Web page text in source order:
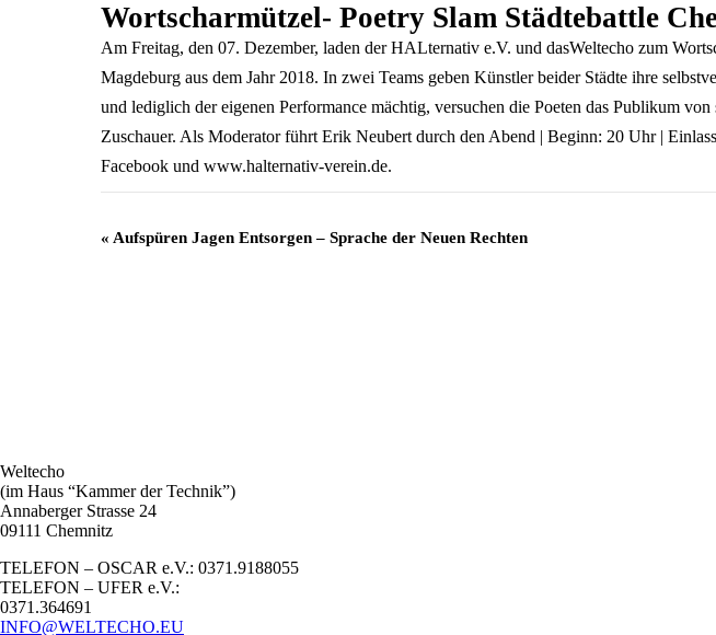
Wortscharmützel- Poetry Slam Städtebattle
Am Freitag, den 07. Dezember, laden der HALternativ e.V. und dasWeltecho zum
Magdeburg aus dem Jahr 2018. In zwei Teams geben Künstler beider Städte ihre
und lediglich der eigenen Performance mächtig, versuchen die Poeten das Publikum
Zuschauer. Als Moderator führt Erik Neubert durch den Abend | Beginn: 20 Uhr |
Facebook und www.halternativ-verein.de.
Veranstaltung
« Aufspüren Jagen Entsorgen – Sprache der Neuen Rechten
Weltecho
(im Haus “Kammer der Technik”)
Annaberger Strasse 24
09111 Chemnitz
TELEFON – OSCAR e.V.: 0371.9188055
TELEFON – UFER e.V.:
0371.364691
INFO@WELTECHO.EU